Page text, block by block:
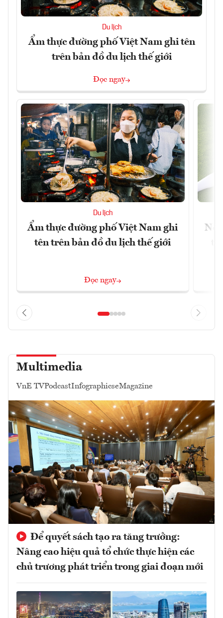
Du lịch
Ẩm thực đường phố Việt Nam ghi tên
trên bản đồ du lịch thế giới
Đọc ngay
Du lịch
Ẩm thực đường phố Việt Nam ghi
tên trên bản đồ du lịch thế giới
Đọc ngay
Multimedia
VnE TVPodcastInfographicseMagazine
Để quyết sách tạo ra tăng trưởng:
Nâng cao hiệu quả tổ chức thực hiện các
chủ trương phát triển trong giai đoạn mới